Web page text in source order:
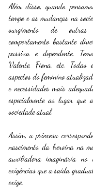
Além disso, quando
tempo e as mudanças na
surgimento de outras
comportamento bastante
passiva e dependente.
Valente, Fiona, etc. Todas
aspectos do feminino
e necessidades mais
especialmente ao lugar que
sociedade atual.
Assim, a princesa
nascimento da heroína na
auxiliadora imaginária no
exigências que a saída
exige.